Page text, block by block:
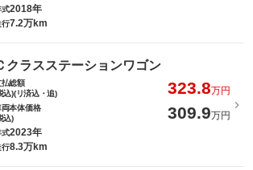
式2018年
行7.2万km
クラスステーションワゴン
払総額
込)(リ済込・追)
323.8万円
両本体価格
込)
309.9万円
式2023年
行8.3万km